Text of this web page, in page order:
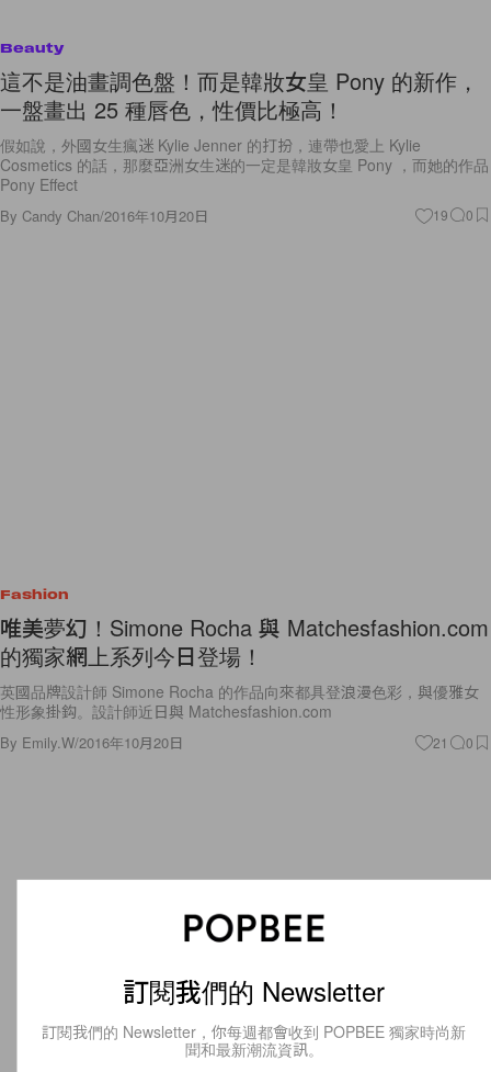
Beauty
這不是油畫調色盤！而是韓妝女皇 Pony 的新作，
一盤畫出 25 種唇色，性價比極高！
假如說，外國女生瘋迷 Kylie Jenner 的打扮，連帶也愛上 Kylie
Cosmetics 的話，那麼亞洲女生迷的一定是韓妝女皇 Pony ，而她的作品
Pony Effect
By Candy Chan/2016年10月20日 19 0
Fashion
唯美夢幻！Simone Rocha 與 Matchesfashion.com
的獨家網上系列今日登場！
英國品牌設計師 Simone Rocha 的作品向來都具登浪漫色彩，與優雅女
性形象掛鈎。設計師近日與 Matchesfashion.com
By Emily.W/2016年10月20日 21 0
訂閱我們的 Newsletter
訂閱我們的 Newsletter，你每週都會收到 POPBEE 獨家時尚新
聞和最新潮流資訊。